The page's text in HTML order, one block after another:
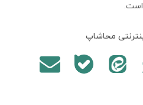
است.
محاشاپ